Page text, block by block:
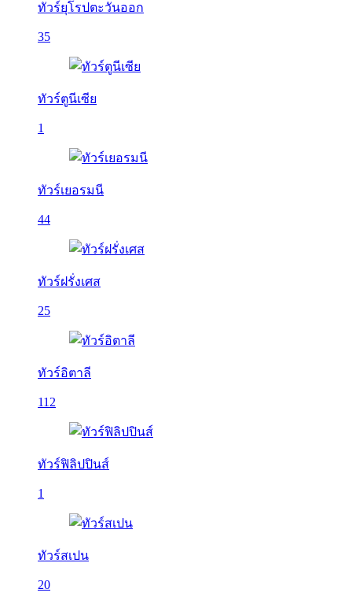
ทัวร์ยุโรปตะวันออก
35
ทัวร์ตูนีเซีย
1
ทัวร์เยอรมนี
44
ทัวร์ฝรั่งเศส
25
ทัวร์อิตาลี
112
ทัวร์ฟิลิปปินส์
1
ทัวร์สเปน
20